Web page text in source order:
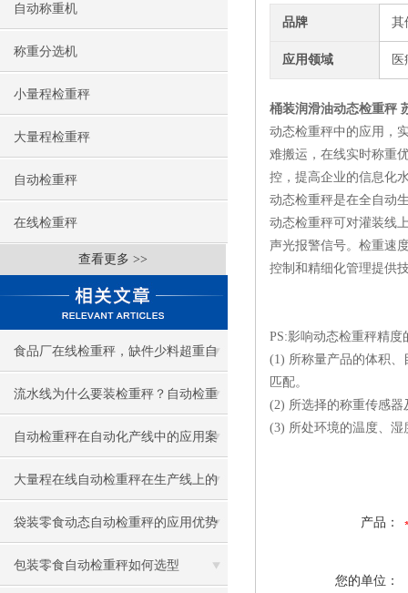
自动称重机
称重分选机
小量程检重秤
大量程检重秤
自动检重秤
在线检重秤
查看更多 >>
食品厂在线检重秤，缺件少料超重自
动剔除
流水线为什么要装检重秤？自动检重
秤作用与优势
自动检重秤在自动化产线中的应用案
例
大量程在线自动检重秤在生产线上的
关键作用
袋装零食动态自动检重秤的应用优势
包装零食自动检重秤如何选型
品牌 其
应用领域
桶装润滑油动态检重秤
动态检重秤中的应用，
难搬运，在线实时称重
控，提高企业的信息化
动态检重秤是在全自动
动态检重秤可对灌装线
声光报警信号。检重速
控制和精细化管理提供
PS:影响动态检重秤精度
(1) 所称量产品的体积、
匹配。
(2) 所选择的称重传感
(3) 所处环境的温度、
产品：
您的单位：